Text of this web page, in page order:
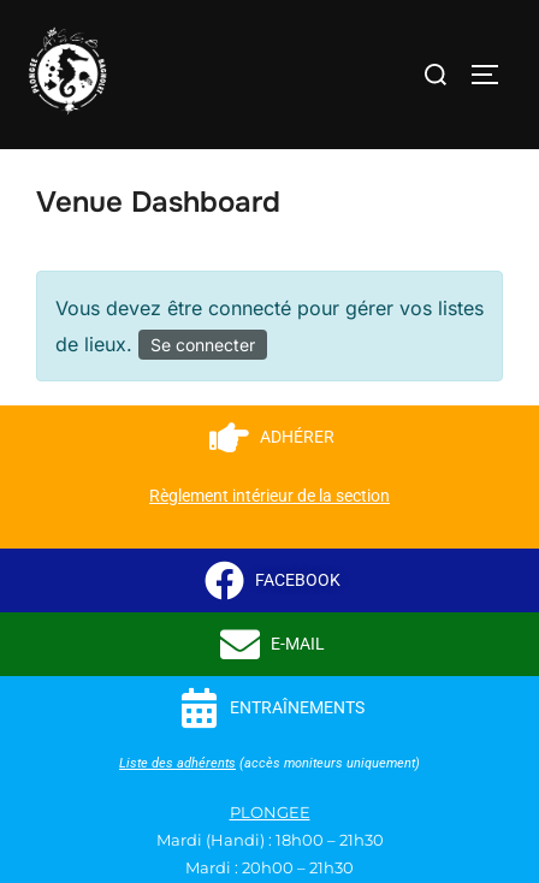
Venue Dashboard
Vous devez être connecté pour gérer vos listes
de lieux.
Se connecter
ADHÉRER
Règlement intérieur de la section
FACEBOOK
E-MAIL
ENTRAÎNEMENTS
Liste des adhérents (accès moniteurs uniquement)
PLONGEE
Mardi (Handi) : 18h00 – 21h30
Mardi : 20h00 – 21h30